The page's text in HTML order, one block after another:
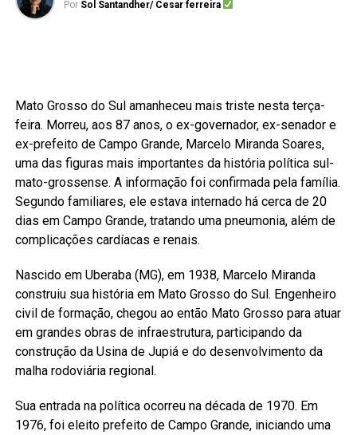
Por Sol Santandher/ Cesar ferreira
Mato Grosso do Sul amanheceu mais triste nesta terça-
feira. Morreu, aos 87 anos, o ex-governador, ex-senador e
ex-prefeito de Campo Grande, Marcelo Miranda Soares,
uma das figuras mais importantes da história política sul-
mato-grossense. A informação foi confirmada pela família.
Segundo familiares, ele estava internado há cerca de 20
dias em Campo Grande, tratando uma pneumonia, além de
complicações cardíacas e renais.
Nascido em Uberaba (MG), em 1938, Marcelo Miranda
construiu sua história em Mato Grosso do Sul. Engenheiro
civil de formação, chegou ao então Mato Grosso para atuar
em grandes obras de infraestrutura, participando da
construção da Usina de Jupiá e do desenvolvimento da
malha rodoviária regional.
Sua entrada na política ocorreu na década de 1970. Em
1976, foi eleito prefeito de Campo Grande, iniciando uma